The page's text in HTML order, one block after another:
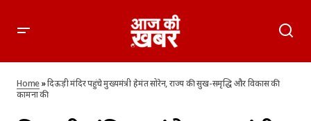
विकास की कामना की
Home»दिऊड़ी मंदिर पहुंचे मुख्यमंत्री हेमंत सोरेन, राज्य की सुख-समृद्धि और विकास की
कामना की